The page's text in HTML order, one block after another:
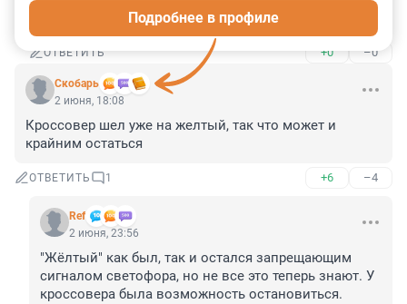
Пострадали женщинв вся в крови на газоне
ОТВЕТИТЬ +0 –0
Скобарь
Подробнее в профиле
2 июня, 18:08
Кроссовер шел уже на желтый, так что может и
крайним остаться
ОТВЕТИТЬ 1 +6 –4
Ref
2 июня, 23:56
"Жёлтый" как был, так и остался запрещающим
сигналом светофора, но не все это теперь знают. У
кроссовера была возможность остановиться.